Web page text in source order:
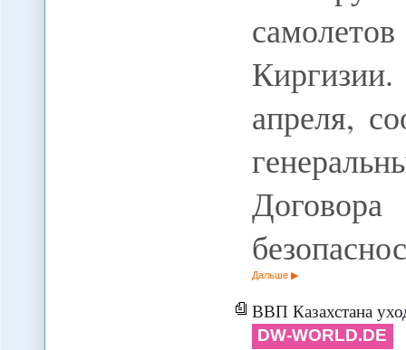
апреля,
Дальше
ВВП Казахстана
DW-WORLD.DE